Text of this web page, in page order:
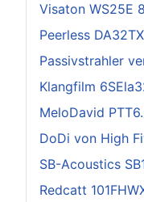
Visaton WS25E 8
Peerless
Passivstrahler
Klangfilm
MeloDavid
DoDi von High
SB-Acoustics
Redcatt